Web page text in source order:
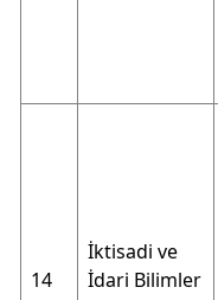
14
İktisadi ve
İdari Bilimler